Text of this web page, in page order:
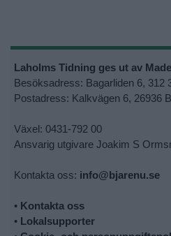
Laholms Tidning ges ut av
Besöksadress: Bagarliden 6, 312
Postadress: Kalkvägen 6, 26936
Växel: 0431-792 00
Ansvarig utgivare Joakim S
Kontakta oss: info@bjarenu.se
• Kontakta oss
• Lokalsupporter